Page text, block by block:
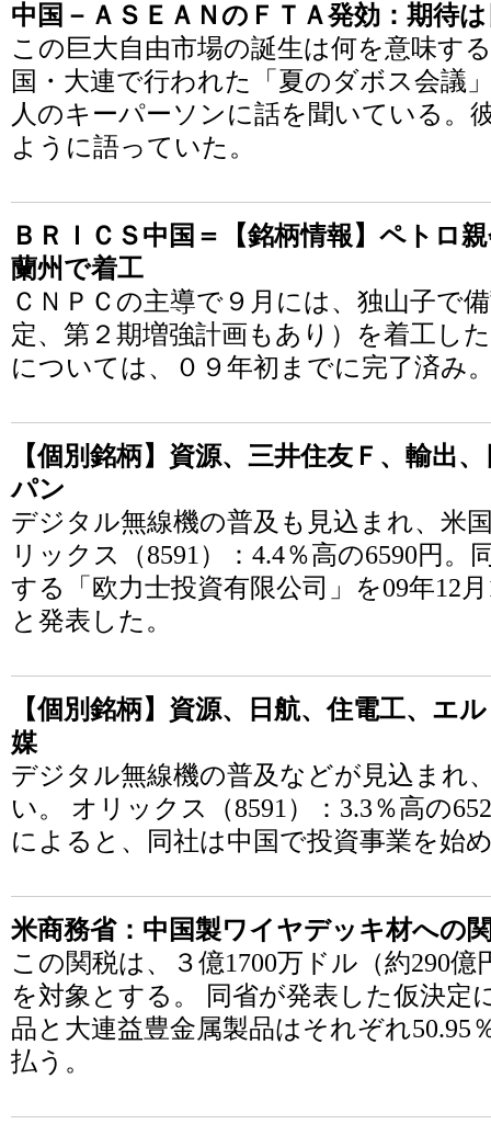
中国－ＡＳＥＡＮのＦＴＡ発効：期待
この巨大自由市場の誕生は何を意味す
国・大連で行われた「夏のダボス会議
人のキーパーソンに話を聞いている。
ように語っていた。
ＢＲＩＣＳ中国＝【銘柄情報】ペトロ
蘭州で着工
ＣＮＰＣの主導で９月には、独山子で
定、第２期増強計画もあり）を着工し
については、０９年初までに完了済み
【個別銘柄】資源、三井住友Ｆ、輸出
パン
デジタル無線機の普及も見込まれ、米
リックス（8591）：4.4％高の6590円。
する「欧力士投資有限公司」を09年12
と発表した。
【個別銘柄】資源、日航、住電工、エ
媒
デジタル無線機の普及などが見込まれ
い。 オリックス（8591）：3.3％高の
によると、同社は中国で投資事業を始
米商務省：中国製ワイヤデッキ材への
この関税は、３億1700万ドル（約290
を対象とする。 同省が発表した仮決定
品と大連益豊金属製品はそれぞれ50.95
払う。